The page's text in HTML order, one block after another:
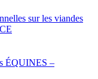
sur les viandes
ÉQUINES –